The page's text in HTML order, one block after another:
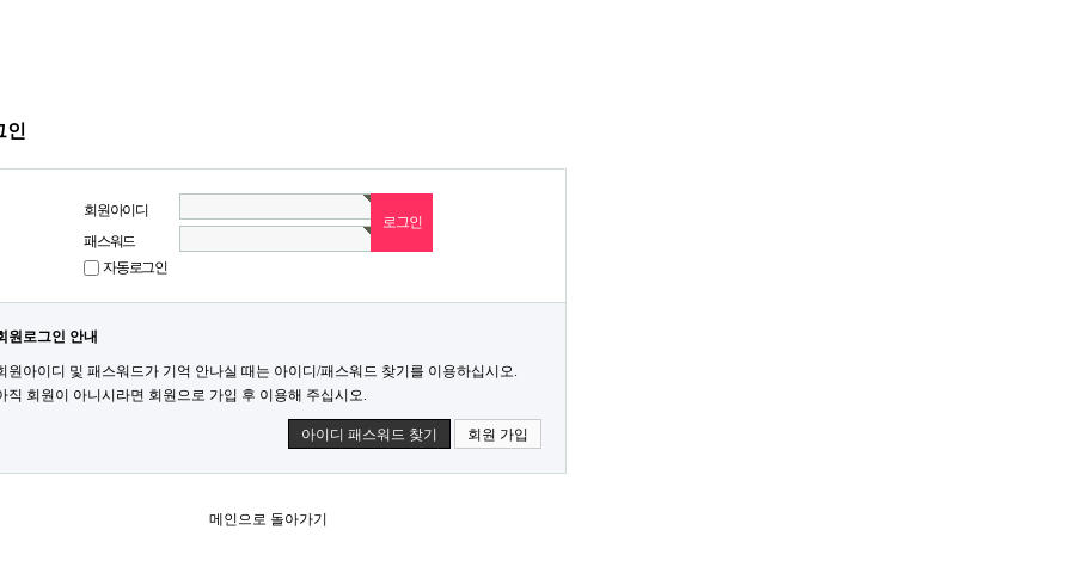
인
회원아이디
패스워드
자동로그인
원로그인 안내
원아이디 및 패스워드가 기억 안나실 때는 아이디/패스워드 찾기를 이용하십시오.
직 회원이 아니시라면 회원으로 가입 후 이용해 주십시오.
아이디 패스워드 찾기 회원 가입
메인으로 돌아가기